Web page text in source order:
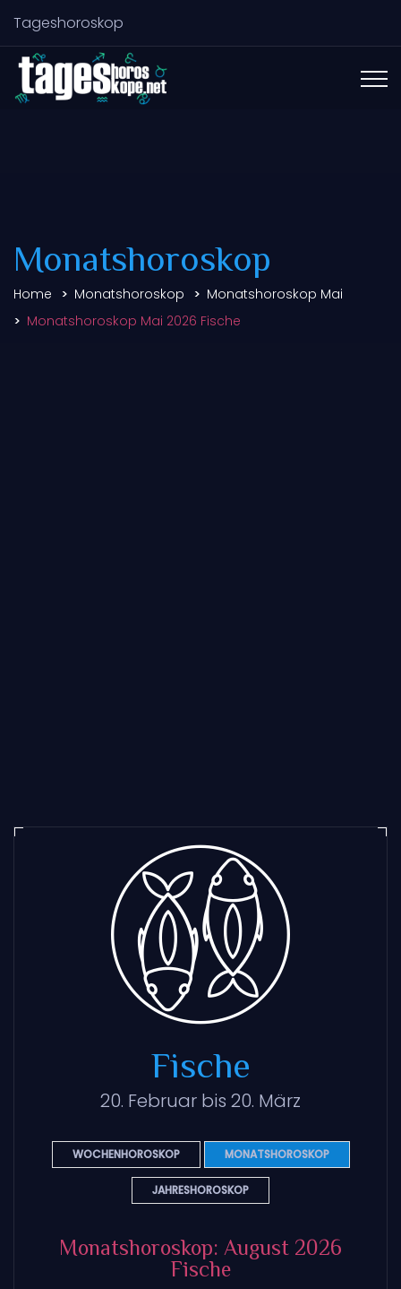
Tageshoroskop
Monatshoroskop
Home Monatshoroskop
Monatshoroskop Mai
Monatshoroskop Mai 2026 Fische
Fische
20. Februar bis 20. März
WOCHENHOROSKOP MONATSHOROSKOP
JAHRESHOROSKOP
Monatshoroskop: August 2026
Fische